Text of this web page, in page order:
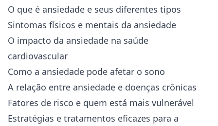
O que é ansiedade e seus diferentes tipos
Sintomas físicos e mentais da ansiedade
O impacto da ansiedade na saúde
cardiovascular
Como a ansiedade pode afetar o sono
A relação entre ansiedade e doenças crônicas
Fatores de risco e quem está mais vulnerável
Estratégias e tratamentos eficazes para a